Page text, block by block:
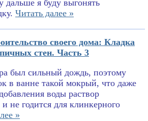
дальше я буду выгонять
Читать далее »
своего дома: Кладка
стен. Часть 3
был сильный дождь, поэтому
в ванне такой мокрый, что даже
воды раствор
не годится для клинкерного
»